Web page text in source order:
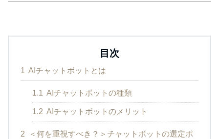
目次
1 AIチャットボットとは
1.1 AIチャットボットの種類
1.2 AIチャットボットのメリット
2
＜何を重視すべき？＞チャットボットの選定ポ